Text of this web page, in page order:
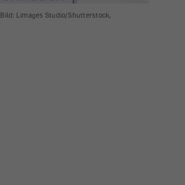
Bild: Limages Studio/Shutterstock,